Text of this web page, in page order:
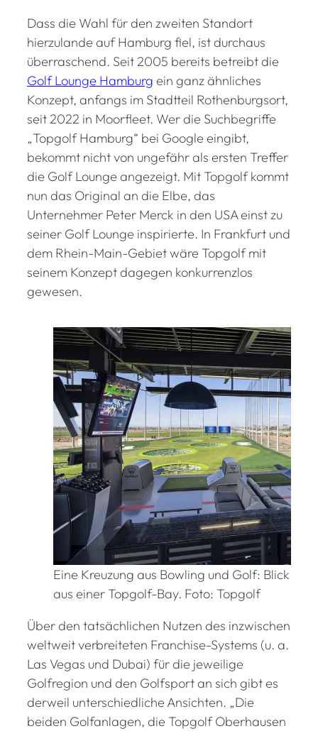
Dass die Wahl für den zweiten Standort
hierzulande auf Hamburg fiel, ist durchaus
überraschend. Seit 2005 bereits betreibt die
Golf Lounge Hamburg ein ganz ähnliches
Konzept, anfangs im Stadtteil Rothenburgsort,
seit 2022 in Moorfleet. Wer die Suchbegriffe
„Topgolf Hamburg“ bei Google eingibt,
bekommt nicht von ungefähr als ersten Treffer
die Golf Lounge angezeigt. Mit Topgolf kommt
nun das Original an die Elbe, das
Unternehmer Peter Merck in den USA einst zu
seiner Golf Lounge inspirierte. In Frankfurt und
dem Rhein-Main-Gebiet wäre Topgolf mit
seinem Konzept dagegen konkurrenzlos
gewesen.
Eine Kreuzung aus Bowling und Golf: Blick
aus einer Topgolf-Bay. Foto: Topgolf
Über den tatsächlichen Nutzen des inzwischen
weltweit verbreiteten Franchise-Systems (u. a.
Las Vegas und Dubai) für die jeweilige
Golfregion und den Golfsport an sich gibt es
derweil unterschiedliche Ansichten. „Die
beiden Golfanlagen, die Topgolf Oberhausen